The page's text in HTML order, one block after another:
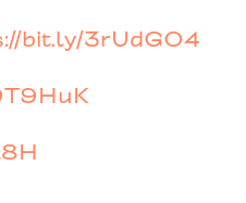
bit.ly/3rUdGO4